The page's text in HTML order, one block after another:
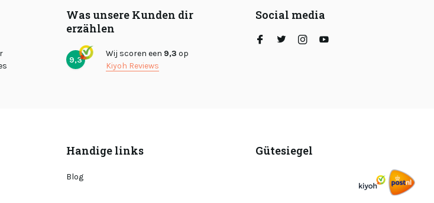
Was unsere Kunden dir
erzählen
9,3
Wij scoren een 9,3 op
Kiyoh Reviews
Social media
Handige links
Blog
Gütesiegel